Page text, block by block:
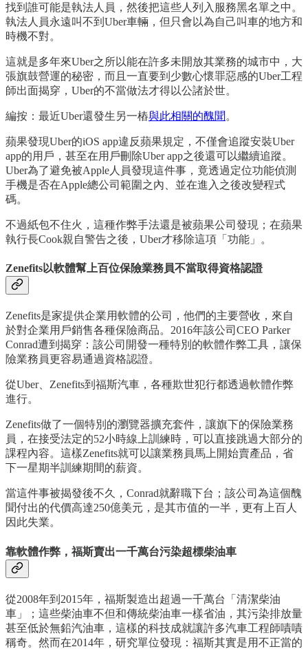
找到誰可能是執法人員，然後把這些人列入服務黑名單之中。
執法人員永遠叫不到Uber車輛，但只會以為自己叫車的地方和
時機不對。
這就是多年來Uber之所以能在許多未開放其業務的城市中，大
張旗鼓營運的秘密，而且一直要到少數心懷罪惡感的Uber工程
師出面揭穿，Uber的不當做法才得以公諸於世。
編按：最近Uber還發生另一樁與此相關的醜聞 。
蘋果發現Uber的iOS app違反蘋果規定，不僅會追蹤安裝Uber
app的用戶，甚至在用戶刪除Uber app之後還可以繼續追蹤。
Uber為了避免被Apple人員發現這件事，竟透過定位功能偵測
手機是否在Apple總公司範圍之內、並在進入之後改變程式
碼。
不過紙包不住火，這種作弊手法還是被蘋果公司發現；在蘋果
執行長Cook親自警告之後，Uber才移除這項「功能」。
Zenefits以軟體幫上百位保險業務員不當取得資格認證
Zenefits是家提供企業用軟體的公司，他們的主要營收，來自
於對企業用戶銷售各種保險商品。2016年該公司CEO Parker
Conrad遭到揭穿：該公司開發一種特別的軟體作弊工具，讓保
險業務員更容易通過資格認證。
從Uber、Zenefits到福斯汽車，各種欺世犯行都透過軟體作弊
進行。
Zenefits做了一個特別的瀏覽器擴充套件，讓旗下的保險業務
員，在接受法定的52小時線上訓練時，可以直接跳過大部分的
課程內容。這樣Zenefits就可以讓業務員馬上開始賣產品，省
下一星期半訓練期間的薪資。
當這件事被揭發後不久，Conrad就辭職下台；該公司為這個醜
聞付出的代價高達250億美元，是其市值的一半，更有上百人
因此失業。
靠軟體作弊，福斯賣出一千萬台污染超標柴油車
從2008年到2015年，福斯製造出超過一千萬台「清潔柴油
車」；這些柴油車不但和傳統柴油車一樣省油，其污染排放量
甚至低於無鉛汽油車，這樣的科技成就讓許多汽車工程師嘖嘖
稱奇。然而在2014年，研究單位發現：福斯其實是用不正當的